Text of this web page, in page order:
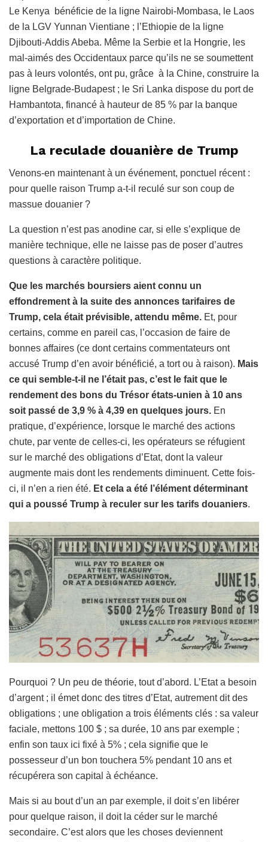
Le Kenya bénéficie de la ligne Nairobi-Mombasa, le Laos
de la LGV Yunnan Vientiane ; l’Ethiopie de la ligne
Djibouti-Addis Abeba. Même la Serbie et la Hongrie, les
mal-aimés des Occidentaux parce qu’ils ne se soumettent
pas à leurs volontés, ont pu, grâce à la Chine, construire la
ligne Belgrade-Budapest ; le Sri Lanka dispose du port de
Hambantota, financé à hauteur de 85 % par la banque
d’exportation et d’importation de Chine.
La reculade douanière de Trump
Venons-en maintenant à un événement, ponctuel récent :
pour quelle raison Trump a-t-il reculé sur son coup de
massue douanier ?
La question n’est pas anodine car, si elle s’explique de
manière technique, elle ne laisse pas de poser d’autres
questions à caractère politique.
Que les marchés boursiers aient connu un
effondrement à la suite des annonces tarifaires de
Trump, cela était prévisible, attendu même. Et, pour
certains, comme en pareil cas, l’occasion de faire de
bonnes affaires (ce dont certains commentateurs ont
accusé Trump d’en avoir bénéficié, a tort ou à raison). Mais
ce qui semble-t-il ne l’était pas, c’est le fait que le
rendement des bons du Trésor états-unien à 10 ans
soit passé de 3,9 % à 4,39 en quelques jours. En
pratique, d’expérience, lorsque le marché des actions
chute, par vente de celles-ci, les opérateurs se réfugient
sur le marché des obligations d’Etat, dont la valeur
augmente mais dont les rendements diminuent. Cette fois-
ci, il n’en a rien été. Et cela a été l’élément déterminant
qui a poussé Trump à reculer sur les tarifs douaniers.
Pourquoi ? Un peu de théorie, tout d’abord. L’Etat a besoin
d’argent ; il émet donc des titres d’Etat, autrement dit des
obligations ; une obligation a trois éléments clés : sa valeur
faciale, mettons 100 $ ; sa durée, 10 ans par exemple ;
enfin son taux ici fixé à 5% ; cela signifie que le
possesseur d’un bon touchera 5% pendant 10 ans et
récupérera son capital à échéance.
Mais si au bout d’un an par exemple, il doit s’en libérer
pour quelque raison, il doit la céder sur le marché
secondaire. C’est alors que les choses deviennent